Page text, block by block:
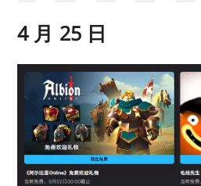
4 月 25 日